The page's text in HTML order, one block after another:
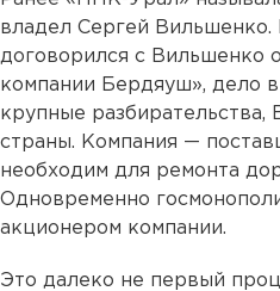
владел Сергей Вильшенко.
договорился с Вильшенко
компании Бердяуш», дело
крупные
страны. Компания —
необходим для ремонта
Одновременно
акционером компании.
Это далеко не первый